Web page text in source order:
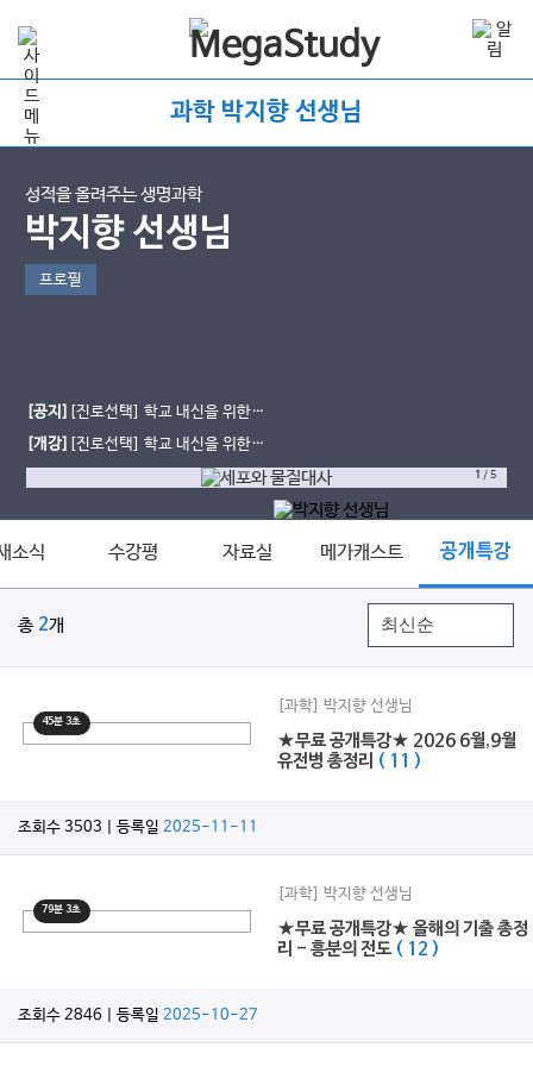
과학 박지향 선생님
성적을 올려주는 생명과학
박지향 선생님
프로필
[공지] [진로선택] 학교 내신을 위한
생물의 유전 starter
[개강] [진로선택] 학교 내신을 위한
세포와 물질대사
1 /5
소식 수강평 자료실 메가캐스트 공개특강
총 2개
45분 3초
[과학] 박지향 선생님
★무료 공개특강★ 2026 6월,9월
유전병 총정리 ( 11 )
조회수 3503 | 등록일 2025-11-11
79분 3초
[과학] 박지향 선생님
★무료 공개특강★ 올해의 기출 총정
리 - 흥분의 전도 ( 12 )
조회수 2846 | 등록일 2025-10-27